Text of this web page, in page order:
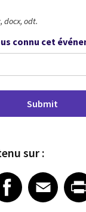
docx, odt.
connu cet
sur :
article on Facebook
Facebook
Share article on Email
EmailShare